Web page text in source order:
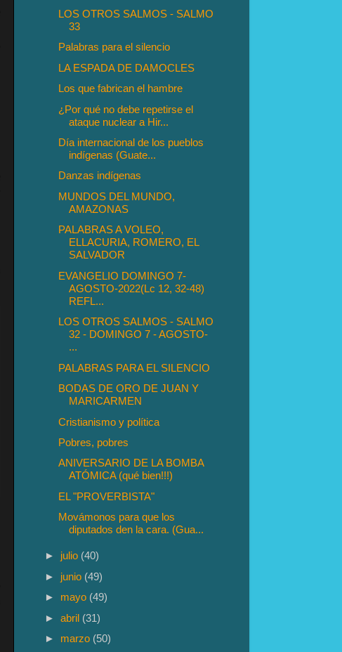
LOS OTROS SALMOS - SALMO
33
Palabras para el silencio
LA ESPADA DE DAMOCLES
Los que fabrican el hambre
¿Por qué no debe repetirse el
ataque nuclear a Hir...
Día internacional de los pueblos
indígenas (Guate...
Danzas indígenas
MUNDOS DEL MUNDO,
AMAZONAS
PALABRAS A VOLEO,
ELLACURIA, ROMERO, EL
SALVADOR
EVANGELIO DOMINGO 7-
AGOSTO-2022(Lc 12, 32-48)
REFL...
LOS OTROS SALMOS - SALMO
32 - DOMINGO 7 - AGOSTO-
...
PALABRAS PARA EL SILENCIO
BODAS DE ORO DE JUAN Y
MARICARMEN
Cristianismo y política
Pobres, pobres
ANIVERSARIO DE LA BOMBA
ATÓMICA (qué bien!!!)
EL "PROVERBISTA"
Movámonos para que los
diputados den la cara. (Gua...
► julio (40)
► junio (49)
► mayo (49)
►abril (31)
► marzo (50)